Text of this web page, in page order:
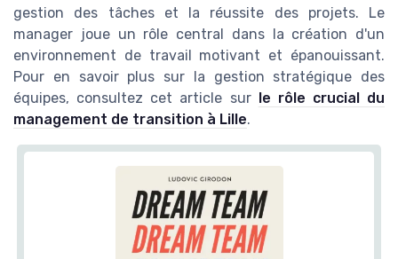
gestion des tâches et la réussite des projets. Le
manager joue un rôle central dans la création d'un
environnement de travail motivant et épanouissant.
Pour en savoir plus sur la gestion stratégique des
équipes, consultez cet article sur
le rôle crucial du
management de transition à Lille.